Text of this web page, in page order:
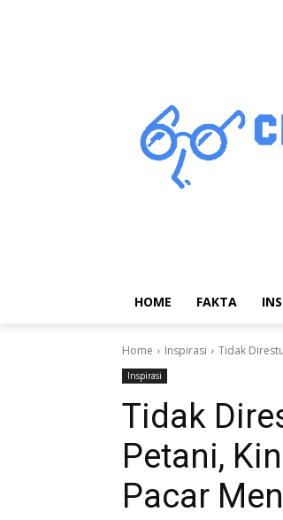
HOME FAKTA
Home Inspirasi Tidak
Inspirasi
Tidak
Petani,
Pacar